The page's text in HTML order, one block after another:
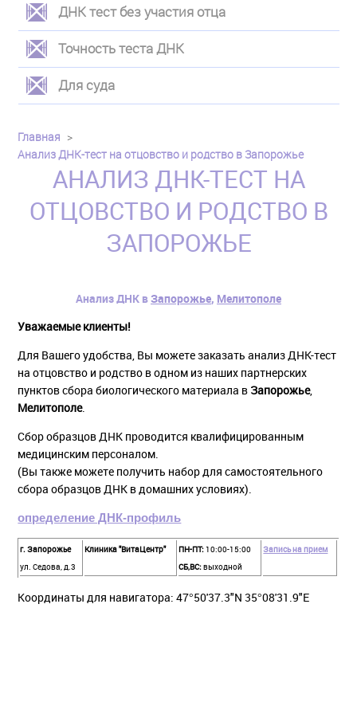
ДНК тест без участия отца
Точность теста ДНК
Для суда
Главная
Анализ ДНК-тест на отцовство и родство в Запорожье
АНАЛИЗ ДНК-ТЕСТ НА
ОТЦОВСТВО И РОДСТВО В
ЗАПОРОЖЬЕ
Анализ ДНК вЗапорожье, Мелитополе
Уважаемые клиенты!
Для Вашего удобства, Вы можете заказать анализ ДНК-тест
на отцовство и родство в одном из наших партнерских
пунктов сбора биологического материала в Запорожье,
Мелитополе.
Сбор образцов ДНК проводится квалифицированным
медицинским персоналом.
(Вы также можете получить набор для самостоятельного
сбора образцов ДНК в домашних условиях).
определение ДНК-профиль
г. Запорожье
ул. Седова, д.3
Клиника "ВитаЦентр" ПН-ПТ:10:00-15:00
СБ,ВС:выходной
Запись на прием
Координаты для навигатора: 47°50'37.3"N 35°08'31.9"E